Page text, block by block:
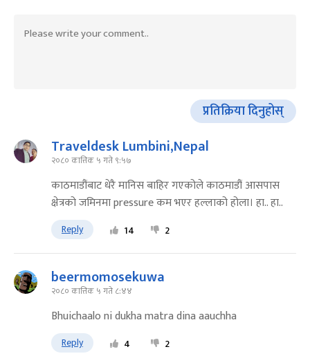
प्रतिक्रिया दिनुहोस्
Traveldesk Lumbini,Nepal
२०८० कात्तिक ५ गते ९:५७
काठमाडौंबाट धेरै मानिस बाहिर गएकोले काठमाडौं आसपास
क्षेत्रको जमिनमा pressure कम भएर हल्लाको होला। हा.. हा..
Reply 14 2
beermomosekuwa
२०८० कात्तिक ५ गते ८:४४
Bhuichaalo ni dukha matra dina aauchha
Reply 4 2